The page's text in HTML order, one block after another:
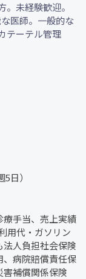
未経験歓迎。
医師。一般的な
テーテル管理
日）
手当、売上実績
用代・ガソリン
人負担社会保険
、病院賠償責任保
補償関係保険